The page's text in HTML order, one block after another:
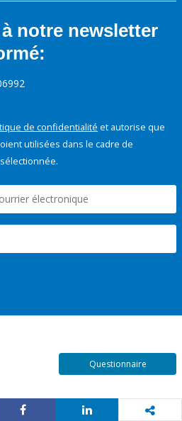
notre newsletter
de confidentialité et autorise que
utilisées dans le cadre de
Questionnaire